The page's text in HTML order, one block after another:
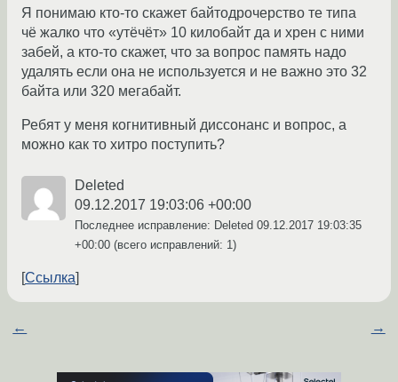
Я понимаю кто-то скажет байтодрочерство те типа
чё жалко что «утёчёт» 10 килобайт да и хрен с ними
забей, а кто-то скажет, что за вопрос память надо
удалять если она не используется и не важно это 32
байта или 320 мегабайт.
Ребят у меня когнитивный диссонанс и вопрос, а
можно как то хитро поступить?
Deleted
09.12.2017 19:03:06 +00:00
Последнее исправление: Deleted 09.12.2017 19:03:35
+00:00 (всего исправлений: 1)
Ссылка
← →